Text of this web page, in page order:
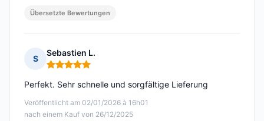
Übersetzte Bewertungen
S
Sebastien L.
Hinweis: 5 von 5
Veröffentlicht am 02/01/2026 à 16h01
nach einem Kauf von 26/12/2025
Perfekt. Sehr schnelle und sorgfältige Lieferung